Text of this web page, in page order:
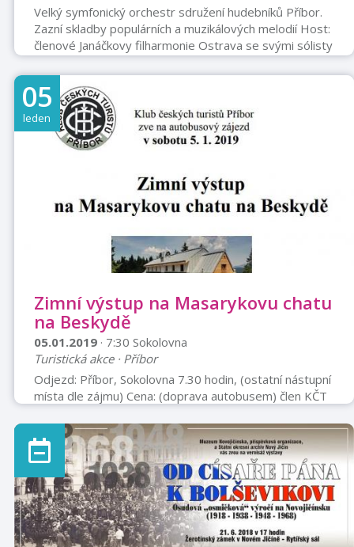
Velký symfonický orchestr sdružení hudebníků Příbor.
Zazní skladby populárních a muzikálových melodií Host:
členové Janáčkovy filharmonie Ostrava se svými sólisty
Dirigent: Zdeněk Pukovec Moderuje: Pavel Handl
Vstupné 200,- Kč
05
leden
Zimní výstup na Masarykovu chatu
na Beskydě
05.01.2019 · 7:30 Sokolovna
Turistická akce · Příbor
Odjezd: Příbor, Sokolovna 7.30 hodin, (ostatní nástupní
místa dle zájmu) Cena: (doprava autobusem) člen KČT
Kč 250,- Kč Trasy: Bílá – Bumbálka 8 km, přes Beskyd
9,5 km, přes Bobek 13,3 km Bumbálka – chata Beskyd
– Bumbálka 3 km Bumbálka – chata Kmínek – Bumbálka
7 km Předpokládaný návrat: do 18:00 hodin Přihlášky
do: 31. 12. 2018 na e-mail: 1.kctprobor@email.cz nebo
u Vladimíra Bilského tel. č. 737 375 203 Platba: na ...